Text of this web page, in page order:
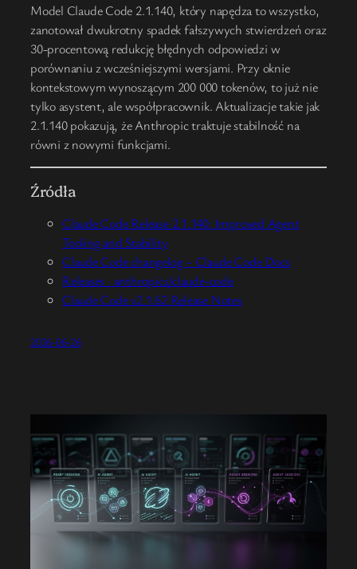
Model Claude Code 2.1.140, który napędza to wszystko,
zanotował dwukrotny spadek fałszywych stwierdzeń oraz
30-procentową redukcję błędnych odpowiedzi w
porównaniu z wcześniejszymi wersjami. Przy oknie
kontekstowym wynoszącym 200 000 tokenów, to już nie
tylko asystent, ale współpracownik. Aktualizacje takie jak
2.1.140 pokazują, że Anthropic traktuje stabilność na
równi z nowymi funkcjami.
Źródła
Claude Code Release 2.1.140: Improved Agent
Tooling and Stability
Claude Code changelog – Claude Code Docs
Releases · anthropics/claude-code
Claude Code v2.1.62 Release Notes
2026-06-26